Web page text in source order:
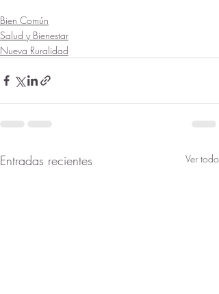
Bien Común
Salud y Bienestar
Nueva Ruralidad
Entradas recientes Ver todo